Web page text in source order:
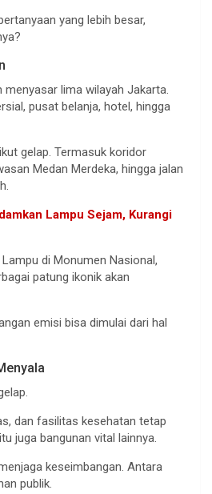
yang lebih besar,
menyasar lima wilayah Jakarta.
pusat belanja, hotel, hingga
gelap. Termasuk koridor
Medan Merdeka, hingga jalan
Lampu Sejam, Kurangi
di Monumen Nasional,
patung ikonik akan
emisi bisa dimulai dari hal
dan fasilitas kesehatan tetap
juga bangunan vital lainnya.
keseimbangan. Antara
publik.